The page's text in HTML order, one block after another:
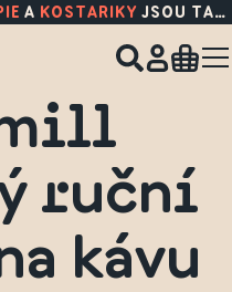
A KOSTARIKY JSOU TADY!
ruční
kávu